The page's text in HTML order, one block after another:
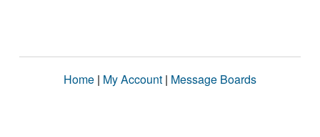
Home | My Account | Message Boards